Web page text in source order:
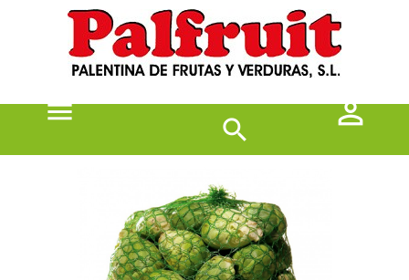
 
